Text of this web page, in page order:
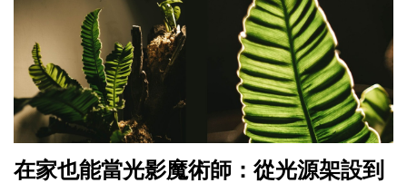
在家也能當光影魔術師：從光源架設到